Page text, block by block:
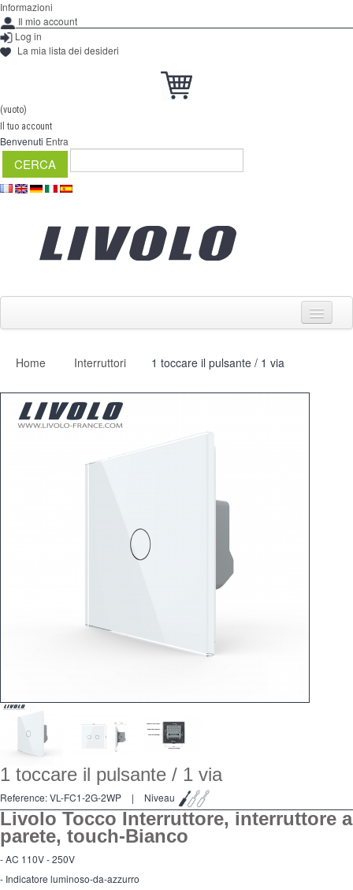
Informazioni
Il mio account
Log in
La mia lista dei desideri
(vuoto)
Il tuo account
Benvenuti Entra
Interruttori
Dimmer
Programma per rivenditori - LIVOLO Francia Sito Ufficiale di
Home Interruttori 1 toccare il pulsante / 1 via
1 toccare il pulsante / 1 via
Reference:VL-FC1-2G-2WP | Niveau
Livolo Tocco Interruttore, interruttore a
parete, touch-Bianco
- AC 110V - 250V
- Indicatore luminoso-da-azzurro